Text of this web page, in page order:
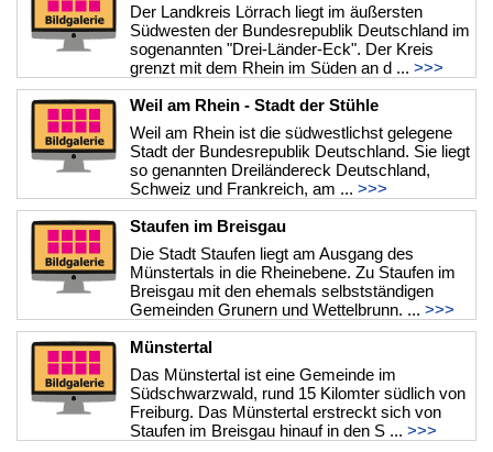
Der Landkreis Lörrach liegt im äußersten
Südwesten der Bundesrepublik Deutschland im
sogenannten "Drei-Länder-Eck". Der Kreis
grenzt mit dem Rhein im Süden an d ... >>>
Weil am Rhein - Stadt der Stühle
Weil am Rhein ist die südwestlichst gelegene
Stadt der Bundesrepublik Deutschland. Sie liegt
so genannten Dreiländereck Deutschland,
Schweiz und Frankreich, am ... >>>
Staufen im Breisgau
Die Stadt Staufen liegt am Ausgang des
Münstertals in die Rheinebene. Zu Staufen im
Breisgau mit den ehemals selbstständigen
Gemeinden Grunern und Wettelbrunn. ... >>>
Münstertal
Das Münstertal ist eine Gemeinde im
Südschwarzwald, rund 15 Kilomter südlich von
Freiburg. Das Münstertal erstreckt sich von
Staufen im Breisgau hinauf in den S ... >>>